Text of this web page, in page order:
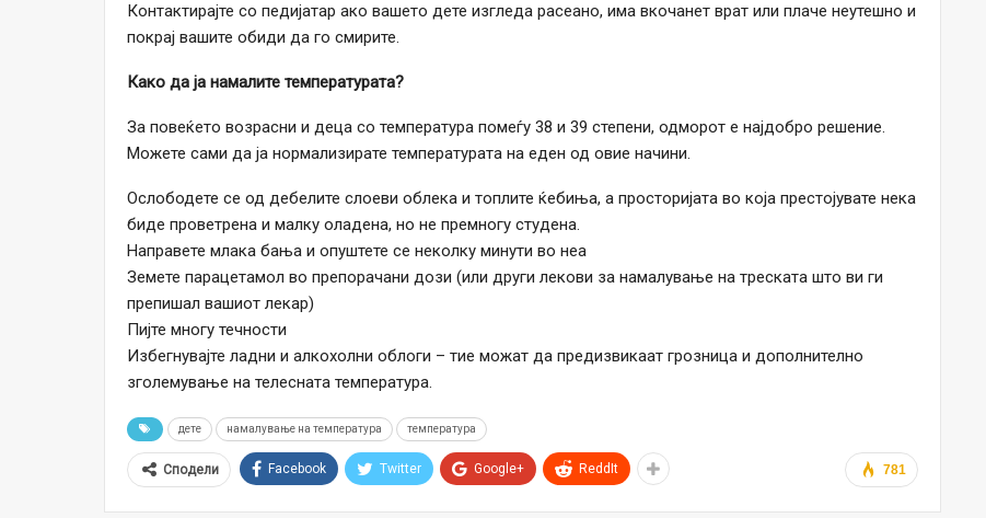
Контактирајте со педијатар ако вашето дете изгледа расеано, има вкочанет врат или плаче неутешно и
покрај вашите обиди да го смирите.
Како да ја намалите температурата?
За повеќето возрасни и деца со температура помеѓу 38 и 39 степени, одморот е најдобро решение.
Можете сами да ја нормализирате температурата на еден од овие начини.
Ослободете се од дебелите слоеви облека и топлите ќебиња, а просторијата во која престојувате нека
биде проветрена и малку оладена, но не премногу студена.
Направете млака бања и опуштете се неколку минути во неа
Земете парацетамол во препорачани дози (или други лекови за намалување на треската што ви ги
препишал вашиот лекар)
Пијте многу течности
Избегнувајте ладни и алкохолни облоги – тие можат да предизвикаат грозница и дополнително
зголемување на телесната температура.
дете намалување на температура температура
781
Сподели Facebook Twitter Google+ ReddIt